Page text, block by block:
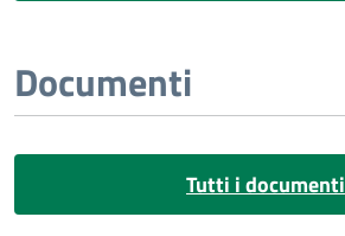
Documenti
Tutti i documenti